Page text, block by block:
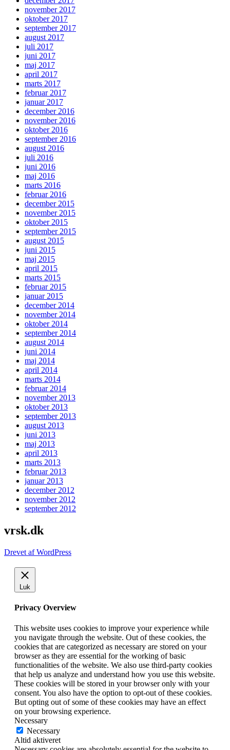
november 2017
oktober 2017
september 2017
august 2017
juli 2017
juni 2017
maj 2017
april 2017
marts 2017
februar 2017
januar 2017
december 2016
november 2016
oktober 2016
september 2016
august 2016
juli 2016
juni 2016
maj 2016
marts 2016
februar 2016
december 2015
november 2015
oktober 2015
september 2015
august 2015
juni 2015
maj 2015
april 2015
marts 2015
februar 2015
januar 2015
december 2014
november 2014
oktober 2014
september 2014
august 2014
juni 2014
maj 2014
april 2014
marts 2014
februar 2014
november 2013
oktober 2013
september 2013
august 2013
juni 2013
maj 2013
april 2013
marts 2013
februar 2013
januar 2013
december 2012
november 2012
september 2012
vrsk.dk
Drevet af WordPress
Luk
Privacy Overview
This website uses cookies to improve your experience while
you navigate through the website. Out of these cookies, the
cookies that are categorized as necessary are stored on your
browser as they are essential for the working of basic
functionalities of the website. We also use third-party cookies
that help us analyze and understand how you use this website.
These cookies will be stored in your browser only with your
consent. You also have the option to opt-out of these cookies.
But opting out of some of these cookies may have an effect
on your browsing experience.
Necessary
Necessary
Altid aktiveret